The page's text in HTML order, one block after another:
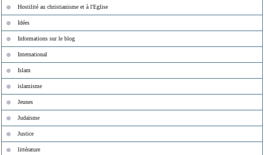
Hostilité au christianisme et à l'Eglise
Idées
Informations sur le blog
International
Islam
islamisme
Jeunes
Judaïsme
Justice
littérature